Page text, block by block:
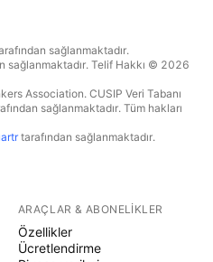
sağlanmaktadır.
sağlanmaktadır. Telif Hakkı © 2026
Association. CUSIP Veri Tabanı
sağlanmaktadır. Tüm hakları
tarafından sağlanmaktadır.
ARAÇLAR & ABONELIKLER
Özellikler
Ücretlendirme